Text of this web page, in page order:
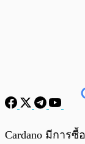
พร้อมเล่น
Cardano มีการ